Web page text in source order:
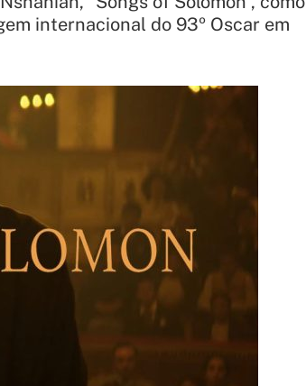
internacional do 93º Oscar em